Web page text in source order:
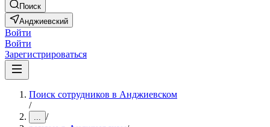
Поиск
Анджиевский
Войти
Войти
Зарегистрироваться
Поиск сотрудников в Анджиевском
/
... /